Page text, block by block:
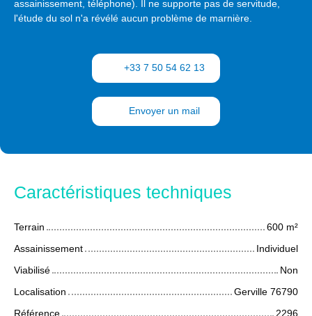
assainissement, téléphone). Il ne supporte pas de servitude,
l'étude du sol n'a révélé aucun problème de marnière.
+33 7 50 54 62 13
Envoyer un mail
Caractéristiques techniques
Terrain 600 m²
Assainissement
Individuel
Viabilisé
Non
Localisation
Gerville 76790
Référence
2296